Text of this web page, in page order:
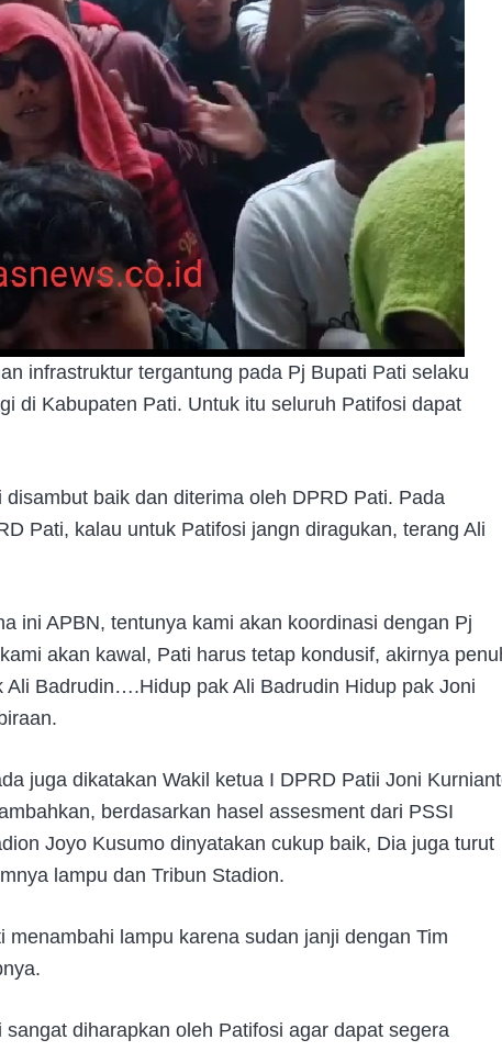
infrastruktur tergantung pada Pj Bupati Pati selaku
di Kabupaten Pati. Untuk itu seluruh Patifosi dapat
baik dan diterima oleh DPRD Pati. Pada
Pati, kalau untuk Patifosi jangn diragukan, terang Ali
ini APBN, tentunya kami akan koordinasi dengan Pj
akan kawal, Pati harus tetap kondusif, akirnya
Badrudin….Hidup pak Ali Badrudin Hidup pak Joni
juga dikatakan Wakil ketua I DPRD Patii Joni
berdasarkan hasel assesment dari PSSI
Joyo Kusumo dinyatakan cukup baik, Dia juga turut
lampu dan Tribun Stadion.
lampu karena sudan janji dengan Tim
diharapkan oleh Patifosi agar dapat segera